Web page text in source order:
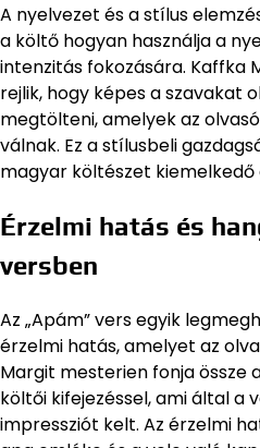
A nyelvezet és a stílus
a költő hogyan használja a
intenzitás fokozására. Kaffka
rejlik, hogy képes a szavakat
megtölteni, amelyek az
válnak. Ez a stílusbeli
magyar költészet kiemelkedő
Érzelmi hatás és
versben
Az „Apám” vers egyik
érzelmi hatás, amelyet az
Margit mesterien fonja össze
költői kifejezéssel, ami által a
impressziót kelt. Az érzelmi